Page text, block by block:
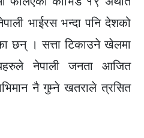
भाईरस भन्दा पनि देशको
छन् । सत्ता टिकाउने खेलमा
नेपाली जनता आजित
नै गुम्ने खतराले त्रसित